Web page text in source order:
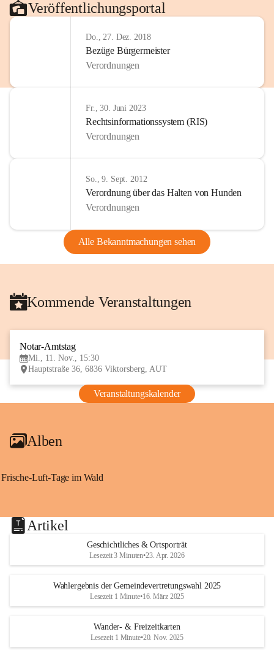
Veröffentlichungsportal
Do., 27. Dez. 2018
Bezüge Bürgermeister
Verordnungen
Fr., 30. Juni 2023
Rechtsinformationssystem (RIS)
Verordnungen
So., 9. Sept. 2012
Verordnung über das Halten von Hunden
Verordnungen
Alle Bekanntmachungen sehen
Kommende Veranstaltungen
Notar-Amtstag
Mi., 11. Nov., 15:30
Hauptstraße 36, 6836 Viktorsberg, AUT
Veranstaltungskalender
Alben
Frische-Luft-Tage im Wald
Artikel
Geschichtliches & Ortsporträt
Lesezeit 3 Minuten•23. Apr. 2026
Wahlergebnis der Gemeindevertretungswahl 2025
Lesezeit 1 Minute•16. März 2025
Wander- & Freizeitkarten
Lesezeit 1 Minute•20. Nov. 2025